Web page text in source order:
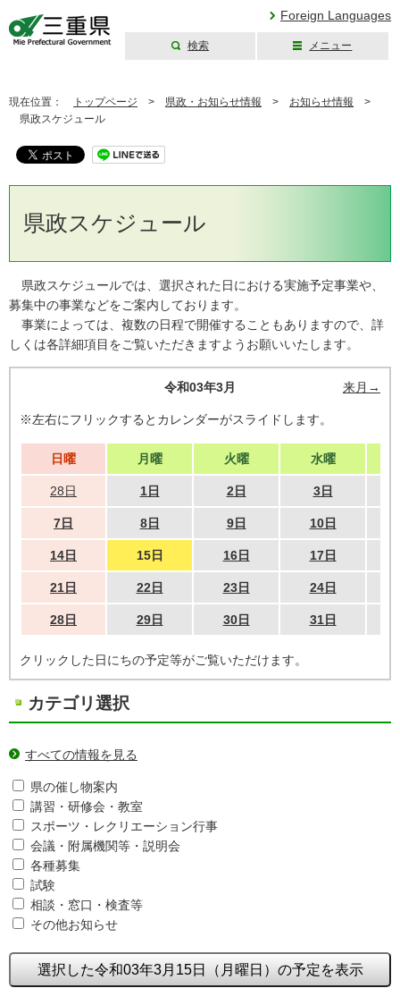
Foreign Languages
検索 メニュー
現在位置： トップページ > 県政・お知らせ情報 > お知らせ情報 >
県政スケジュール
県政スケジュール
県政スケジュールでは、選択された日における実施予定事業や、
募集中の事業などをご案内しております。
事業によっては、複数の日程で開催することもありますので、詳
しくは各詳細項目をご覧いただきますようお願いいたします。
令和03年3月 来月→
※左右にフリックするとカレンダーがスライドします。
日曜 月曜 火曜 水曜
28日 1日 2日 3日
7日 8日 9日 10日
14日 15日 16日 17日
21日 22日 23日 24日
28日 29日 30日 31日
クリックした日にちの予定等がご覧いただけます。
カテゴリ選択
すべての情報を見る
県の催し物案内
講習・研修会・教室
スポーツ・レクリエーション行事
会議・附属機関等・説明会
各種募集
試験
相談・窓口・検査等
その他お知らせ
選択した令和03年3月15日（月曜日）の予定を表示